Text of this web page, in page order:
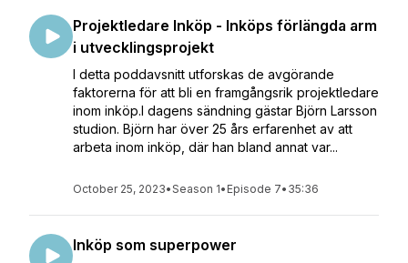
Projektledare Inköp - Inköps förlängda arm
i utvecklingsprojekt
I detta poddavsnitt utforskas de avgörande
faktorerna för att bli en framgångsrik projektledare
inom inköp.I dagens sändning gästar Björn Larsson
studion. Björn har över 25 års erfarenhet av att
arbeta inom inköp, där han bland annat var...
October 25, 2023•Season 1• Episode 7• 35:36
Inköp som superpower